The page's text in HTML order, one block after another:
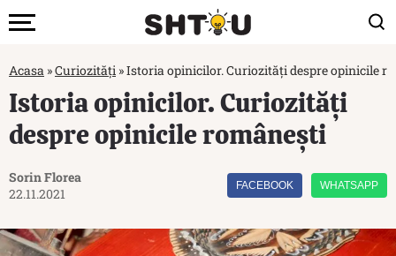
Acasa »Curiozități »Istoria opinicilor. Curiozități despre opinicile
Istoria opinicilor. Curiozități
despre opinicile românești
Sorin Florea
22.11.2021
FACEBOOK WHATSAPP